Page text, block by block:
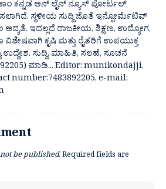
ಕನ್ನಡ ಆನ್ ಲೈನ್ ನ್ಯೂಸ್ ಪೋರ್ಟಲ್
ಸ್ಥಳೀಯ ಸುದ್ದಿ ಜೊತೆ ಇನ್ಫೋರ್ಮೆಟಿವ್
ಆದ್ಯತೆ. ಇದಲ್ಲದೆ ರಾಜಕೀಯ, ಶಿಕ್ಷಣ, ಉದ್ಯೋಗ,
ವಿಶೇಷವಾಗಿ ಕೃಷಿ ಮತ್ತು ರೈತರಿಗೆ ಉಪಯುಕ್ತ
ಉದ್ದೇಶ. ಸುದ್ದಿ, ಮಾಹಿತಿ, ಸಲಹೆ, ಸೂಚನೆ
ಮಾಡಿ... Editor: munikondajji,
number:7483892205, e-mail:
be published.Required fields are